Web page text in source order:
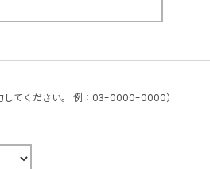
してください。 例：03-0000-0000）